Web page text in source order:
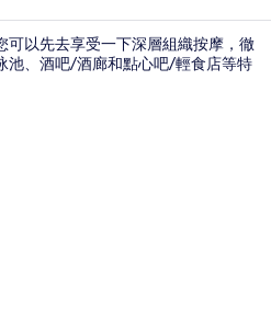
可以先去享受一下深層組織按摩，徹
池、酒吧/酒廊和點心吧/輕食店等特